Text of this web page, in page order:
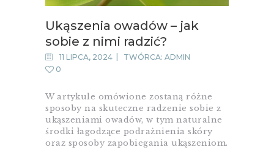
Ukąszenia owadów – jak
sobie z nimi radzić?
11 LIPCA, 2024 TWÓRCA: ADMIN
0
W artykule omówione zostaną różne
sposoby na skuteczne radzenie sobie z
ukąszeniami owadów, w tym naturalne
środki łagodzące podrażnienia skóry
oraz sposoby zapobiegania ukąszeniom.